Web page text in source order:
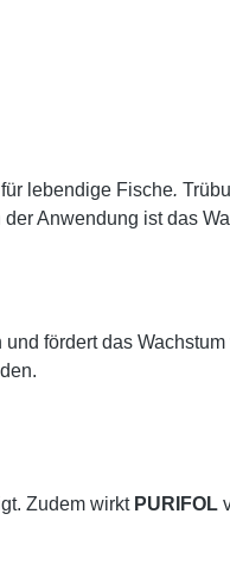
lebendige Fische.
Anwendung ist das
fördert das
Zudem wirkt PURIFOL